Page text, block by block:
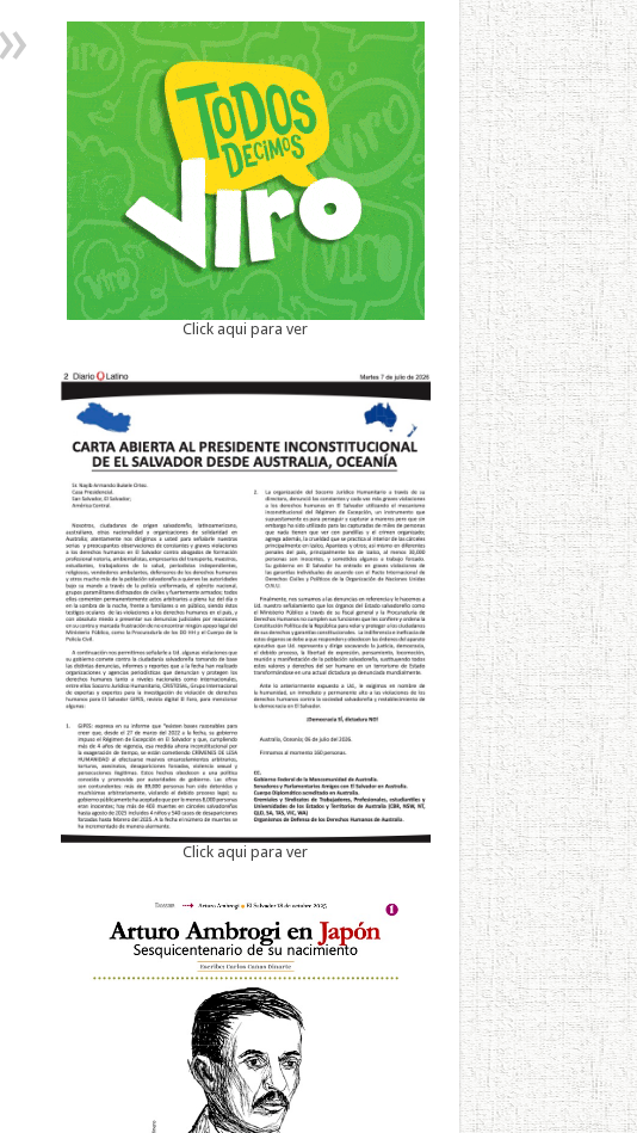
Click aqui para ver
Click aqui para ver